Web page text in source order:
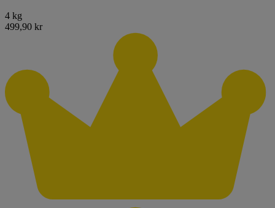
4 kg
499,90 kr